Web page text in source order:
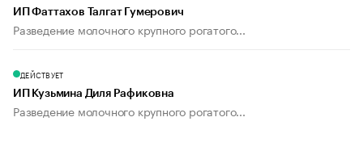
ИП Фаттахов Талгат Гумерович
Разведение молочного крупного рогатого...
ДЕЙСТВУЕТ
ИП Кузьмина Диля Рафиковна
Разведение молочного крупного рогатого...